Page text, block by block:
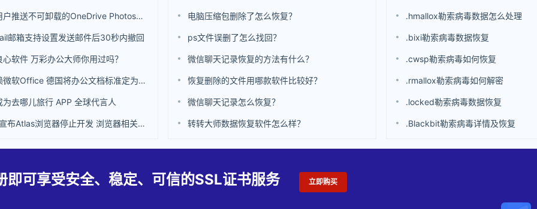
微软向用户推送不可卸载的OneDrive Photos应用 还是基于WebView开发的
邮箱支持设置发送邮件后30秒内撤回
软件 万彩办公大师你用过吗？
不再依赖微软Office 德国将办公文档标准定为ODF
为去哪儿旅行 APP 全球代言人
OpenAI宣布Atlas浏览器停止开发 浏览器相关功能也集成到ChatGPT中
电脑压缩包删除了怎么恢复？
ps文件误删了怎么找回？
微信聊天记录恢复的方法有什么？
恢复删除的文件用哪款软件比较好？
微信聊天记录怎么恢复？
转转大师数据恢复软件怎么样？
.hmallox勒索病毒数据怎么处理
.bixi勒索病毒数据恢复
.cwsp勒索病毒如何恢复
.rmallox勒索病毒如何解密
.locked勒索病毒数据恢复
.Blackbit勒索病毒详情及恢复
即可享受安全、稳定、可信的SSL证书服务 立即购买